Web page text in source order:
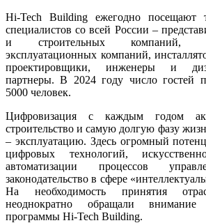
Hi-Tech Building
ежегодно посещают
специалистов со всей России –
и строительных компаний,
эксплуатационных компаний,
проектировщики, инженеры и
партнеры. В 2024 году число гостей
5000 человек.
Цифровизация с каждым годом
строительство и самую долгую фазу
– эксплуатацию. Здесь огромный
цифровых технологий,
автоматизации процессов
законодательство в сфере
На необходимость принятия
неоднократно обращали
программы Hi-Tech Building.